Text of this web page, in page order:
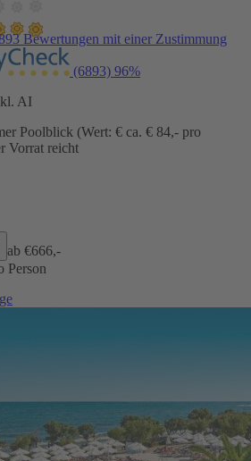
Bewertungen mit einer Zustimmung
(6893) 96%
AI
Poolblick (Wert: € ca. € 84,- pro
Vorrat reicht
ab €666,-
Person